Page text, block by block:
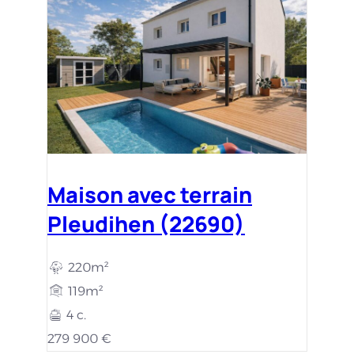
Maison avec terrain
Pleudihen (22690)
220m²
119m²
4 c.
279 900 €